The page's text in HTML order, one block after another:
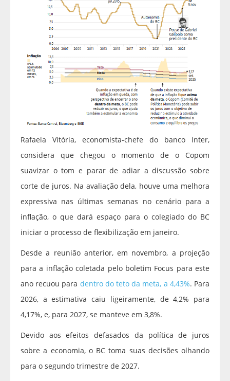
Rafaela Vitória, economista-chefe do banco Inter,
considera que chegou o momento de o Copom
suavizar o tom e parar de adiar a discussão sobre
corte de juros. Na avaliação dela, houve uma melhora
expressiva nas últimas semanas no cenário para a
inflação, o que dará espaço para o colegiado do BC
iniciar o processo de flexibilização em janeiro.
Desde a reunião anterior, em novembro, a projeção
para a inflação coletada pelo boletim Focus para este
ano recuou para dentro do teto da meta, a 4,43%. Para
2026, a estimativa caiu ligeiramente, de 4,2% para
4,17%, e, para 2027, se manteve em 3,8%.
Devido aos efeitos defasados da política de juros
sobre a economia, o BC toma suas decisões olhando
para o segundo trimestre de 2027.